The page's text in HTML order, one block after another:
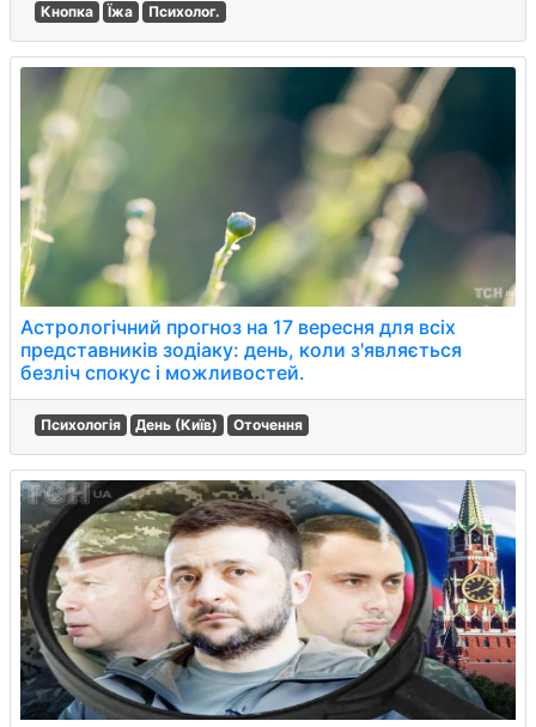
Кнопка Їжа Психолог.
Астрологічний прогноз на 17 вересня для всіх
представників зодіаку: день, коли з'являється
безліч спокус і можливостей.
Психологія День (Київ) Оточення